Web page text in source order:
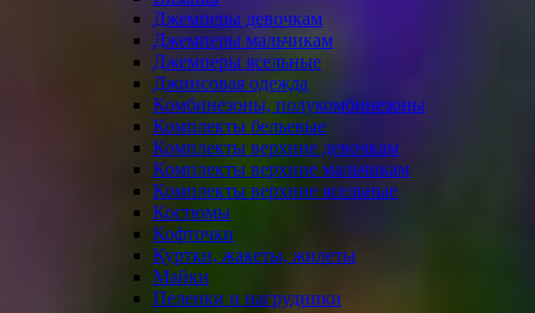
Джемперы девочкам
Джемперы мальчикам
Джемперы ясельные
Джинсовая одежда
Комбинезоны, полукомбинезоны
Комплекты бельевые
Комплекты верхние девочкам
Комплекты верхние мальчикам
Комплекты верхние ясельные
Костюмы
Кофточки
Куртки, жакеты, жилеты
Майки
Пеленки и нагрудники